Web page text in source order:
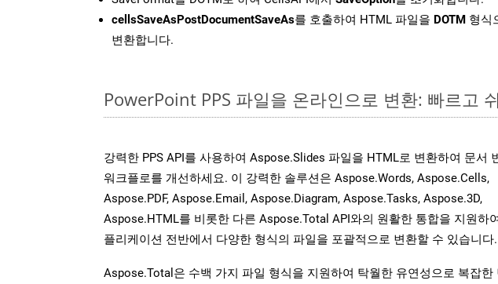
cellsSaveAsPostDocumentSaveAs를 호출하여 HTML 파일을 DOTM 형식
변환합니다.
PowerPoint PPS 파일을 온라인으로 변환: 빠르고
강력한 PPS API를 사용하여 Aspose.Slides 파일을 HTML로 변환하여 문서
워크플로를 개선하세요. 이 강력한 솔루션은 Aspose.Words, Aspose.Cells,
Aspose.PDF, Aspose.Email, Aspose.Diagram, Aspose.Tasks, Aspose.3D,
Aspose.HTML를 비롯한 다른 Aspose.Total API와의 원활한 통합을 지원하
플리케이션 전반에서 다양한 형식의 파일을 포괄적으로 변환할 수 있습니다.
Aspose.Total은 수백 가지 파일 형식을 지원하여 탁월한 유연성으로 복잡한